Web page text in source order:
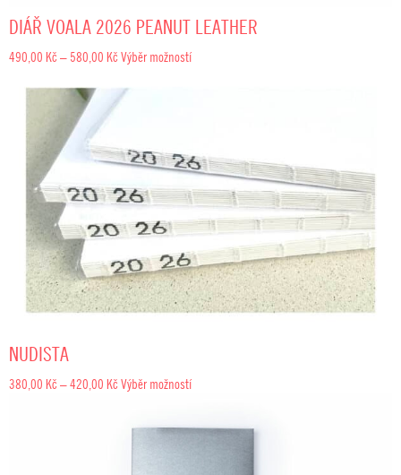
DIÁŘ VOALA 2026 PEANUT LEATHER
490,00 Kč – 580,00 Kč Rozpětí
490,00 Kč
Výběr možností
NUDISTA
380,00 Kč –420,00 Kč Rozpětí
Výběr možností